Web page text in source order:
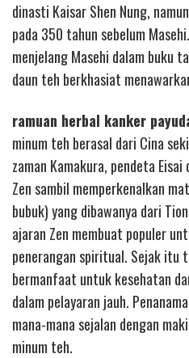
dinasti Kaisar Shen Nung,
pada 350 tahun sebelum
menjelang Masehi dalam buku
daun teh berkhasiat
ramuan herbal kanker
minum teh berasal dari Cina
zaman Kamakura, pendeta
Zen sambil memperkenalkan
bubuk) yang dibawanya dari
ajaran Zen membuat populer
penerangan spiritual. Sejak itu
bermanfaat untuk kesehatan
dalam pelayaran jauh.
mana-mana sejalan dengan
minum teh.